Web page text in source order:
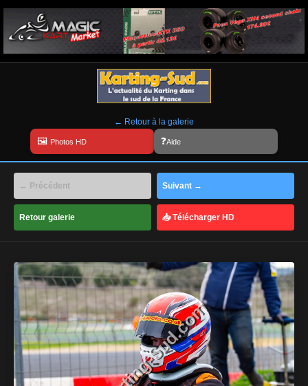
← Retour à la galerie
Aide
← Précédent Suivant →
Retour galerie 📥 Télécharger HD